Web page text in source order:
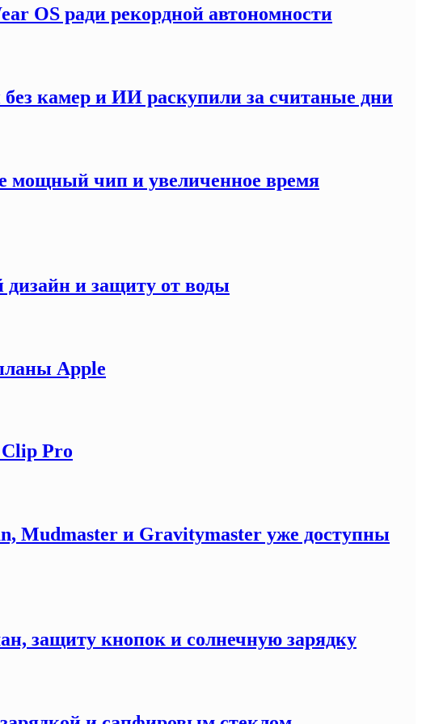
OS ради рекордной автономности
камер и ИИ раскупили за считаные дни
мощный чип и увеличенное время
и защиту от воды
Apple
Pro
Mudmaster и Gravitymaster уже доступны
защиту кнопок и солнечную зарядку